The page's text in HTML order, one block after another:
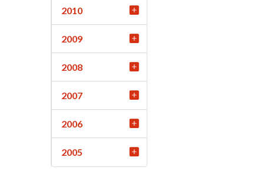
2010
2009
2008
2007
2006
2005